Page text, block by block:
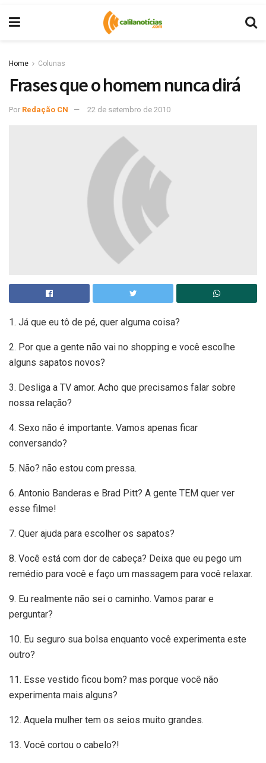
Home Colunas
Frases que o homem nunca dirá
Por Redação CN 22 de setembro de 2010
1. Já que eu tô de pé, quer alguma coisa?
2. Por que a gente não vai no shopping e você escolhe
alguns sapatos novos?
3. Desliga a TV amor. Acho que precisamos falar sobre
nossa relação?
4. Sexo não é importante. Vamos apenas ficar
conversando?
5. Não? não estou com pressa.
6. Antonio Banderas e Brad Pitt? A gente TEM quer ver
esse filme!
7. Quer ajuda para escolher os sapatos?
8. Você está com dor de cabeça? Deixa que eu pego um
remédio para você e faço um massagem para você relaxar.
9. Eu realmente não sei o caminho. Vamos parar e
perguntar?
10. Eu seguro sua bolsa enquanto você experimenta este
outro?
11. Esse vestido ficou bom? mas porque você não
experimenta mais alguns?
12. Aquela mulher tem os seios muito grandes.
13. Você cortou o cabelo?!